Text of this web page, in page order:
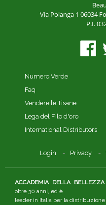
Via Polanga 1 06034
P.I.
Numero Verde
Faq
Vendere le Tisane
Lega del Filo d'oro
International Distributors
Login Privacy
ACCADEMIA DELLA BELLEZZA
oltre 30 anni, ed è
leader in Italia per la